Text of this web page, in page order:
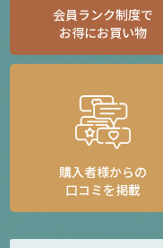
会員ランク制度で
お得にお買い物
購入者様からの
口コミを掲載